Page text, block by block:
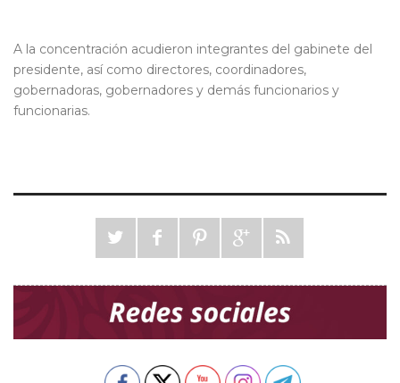
A la concentración acudieron integrantes del gabinete del
presidente, así como directores, coordinadores,
gobernadoras, gobernadores y demás funcionarios y
funcionarias.